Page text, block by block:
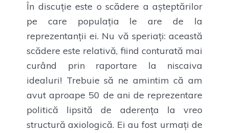
În discuție este o scădere a așteptărilor
pe care populația le are de la
reprezentanții ei. Nu vă speriați: această
scădere este relativă, fiind conturată mai
curând prin raportare la niscaiva
idealuri! Trebuie să ne amintim că am
avut aproape 50 de ani de reprezentare
politică lipsită de aderența la vreo
structură axiologică. Ei au fost urmați de